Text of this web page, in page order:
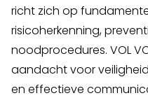
richt zich op
risicoherkenning,
noodprocedures. VOL
aandacht voor
en effectieve